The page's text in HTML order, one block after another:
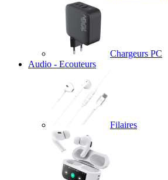
Chargeurs PC
Audio - Ecouteurs
Filaires